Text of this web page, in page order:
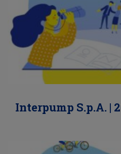
Interpump S.p.A. |